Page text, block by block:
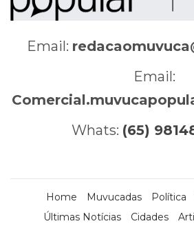
Email:
Email:
Whats: (65)
Home Muvucadas Política
Últimas Notícias
Cidades